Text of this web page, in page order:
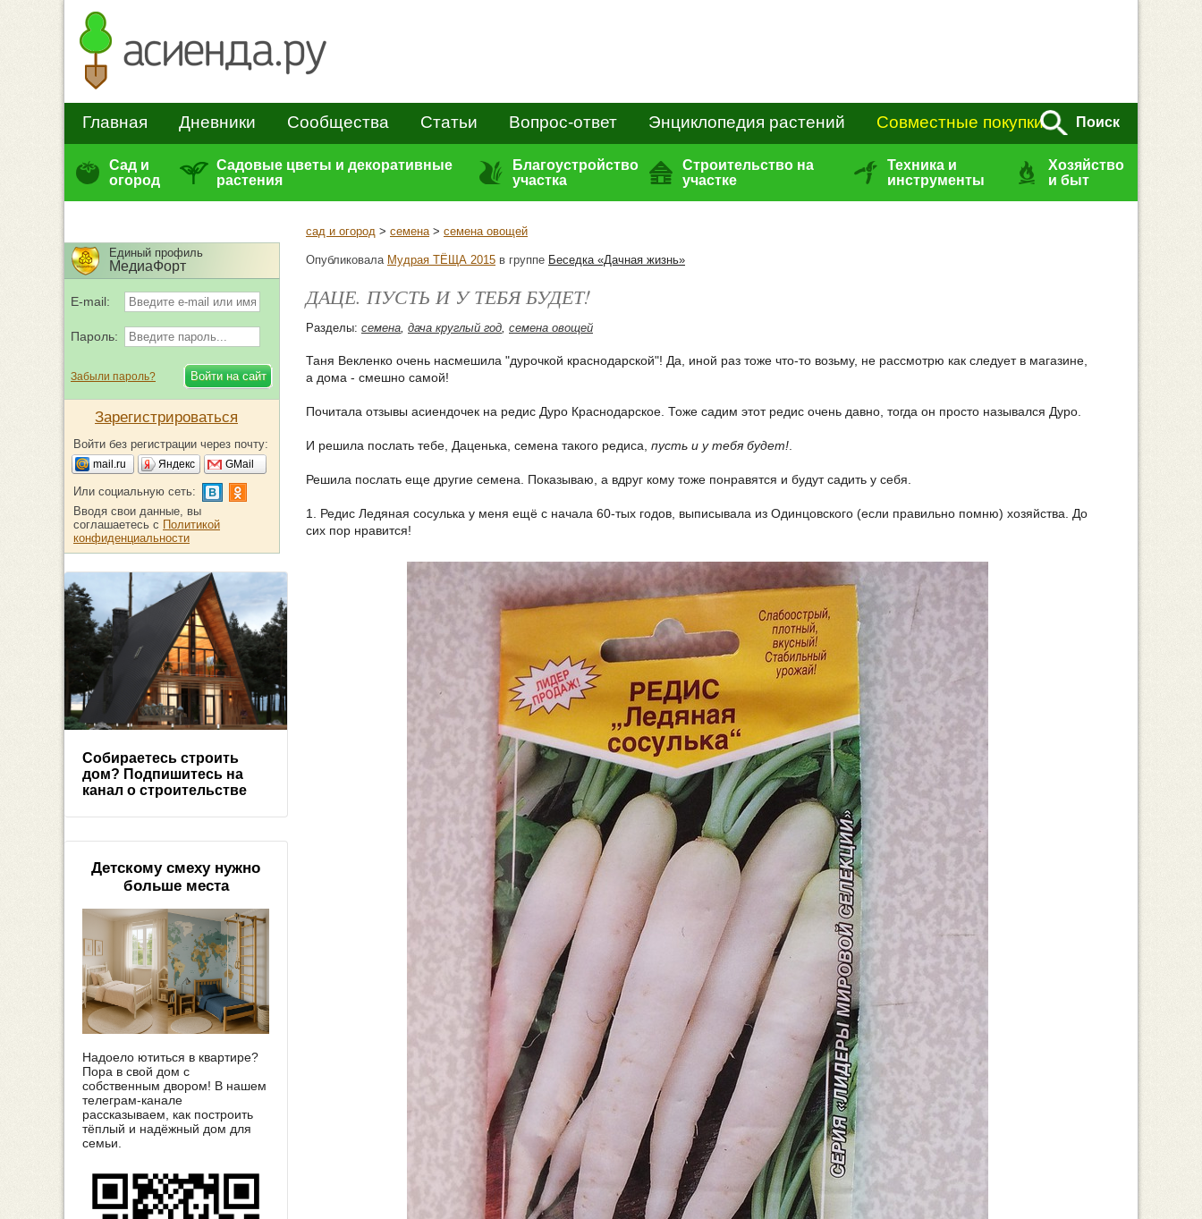
Главная Дневники Сообщества Статьи Вопрос-ответ Энциклопедия растений Совместные покупки Поиск
Сад и
огород
Садовые цветы и декоративные
растения
Благоустройство
участка
Строительство на
участке
Техника и
инструменты
Хозяйство
и быт
сад и огород > семена> семена овощей
Опубликовала Мудрая ТЁЩА 2015 в группе Беседка «Дачная жизнь»
ДАЦЕ. ПУСТЬ И У ТЕБЯ БУДЕТ!
Разделы: семена, дача круглый год, семена овощей
Таня Векленко очень насмешила "дурочкой краснодарской"! Да, иной раз тоже что-то возьму, не рассмотрю как следует в магазине,
а дома - смешно самой!
Почитала отзывы асиендочек на редис Дуро Краснодарское. Тоже садим этот редис очень давно, тогда он просто назывался Дуро.
И решила послать тебе, Даценька, семена такого редиса, пусть и у тебя будет!
Решила послать еще другие семена. Показываю, а вдруг кому тоже понравятся и будут садить у себя.
1. Редис Ледяная сосулька у меня ещё с начала 60-тых годов, выписывала из Одинцовского (если правильно помню) хозяйства. До
сих пор нравится!
Единый профиль
МедиаФорт
E-mail:
Пароль:
Забыли пароль?
Зарегистрироваться
Войти без регистрации через почту:
mail.ru Яндекс GMail
Или социальную сеть:
Вводя свои данные, вы
соглашаетесь с Политикой
конфиденциальности
Собираетесь строить
дом? Подпишитесь на
канал о строительстве
Детскому смеху нужно
больше места
Надоело ютиться в квартире?
Пора в свой дом с
собственным двором! В нашем
телеграм-канале
рассказываем, как построить
тёплый и надёжный дом для
семьи.